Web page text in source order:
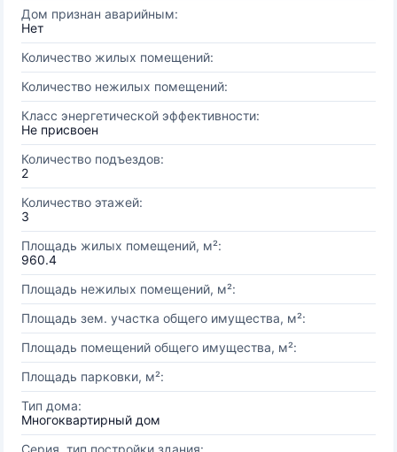
Дом признан аварийным:
Нет
Количество жилых помещений:
Количество нежилых помещений:
Класс энергетической эффективности:
Не присвоен
Количество подъездов:
2
Количество этажей:
3
Площадь жилых помещений, м²:
960.4
Площадь нежилых помещений, м²:
Площадь зем. участка общего имущества, м²:
Площадь помещений общего имущества, м²:
Площадь парковки, м²:
Тип дома:
Многоквартирный дом
Серия, тип постройки здания: